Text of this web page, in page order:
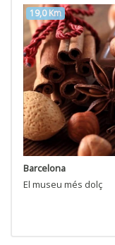
19,0 Km
Barcelona
El museu més dolç